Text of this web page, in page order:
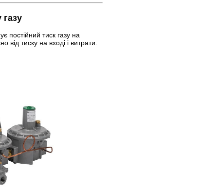
газу
постійний тиск газу на
від тиску на вході і витрати.